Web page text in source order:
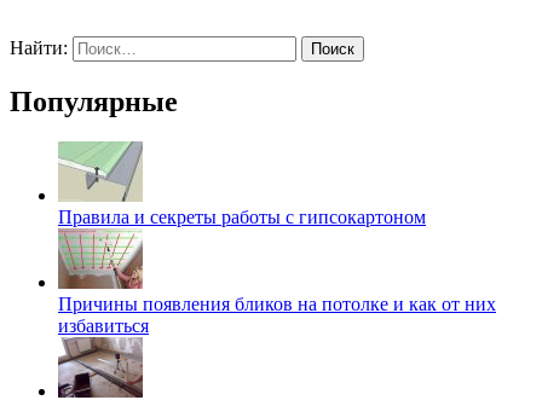
Найти:
Популярные
Правила и секреты работы с гипсокартоном
Причины появления бликов на потолке и как от них
избавиться